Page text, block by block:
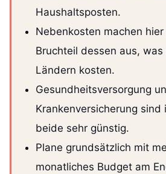
Haushaltsposten.
Nebenkosten machen hier
Bruchteil dessen aus,
Ländern kosten.
Gesundheitsversorgung
Krankenversicherung sind
beide sehr günstig.
Plane grundsätzlich mit
monatliches Budget am